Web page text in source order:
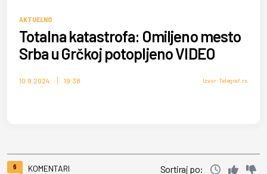
AKTUELNO
Totalna katastrofa: Omiljeno mesto
Srba u Grčkoj potopljeno VIDEO
10.9.2024. 19:38 Izvor: Telegraf.rs
6 KOMENTARI Sortiraj po: